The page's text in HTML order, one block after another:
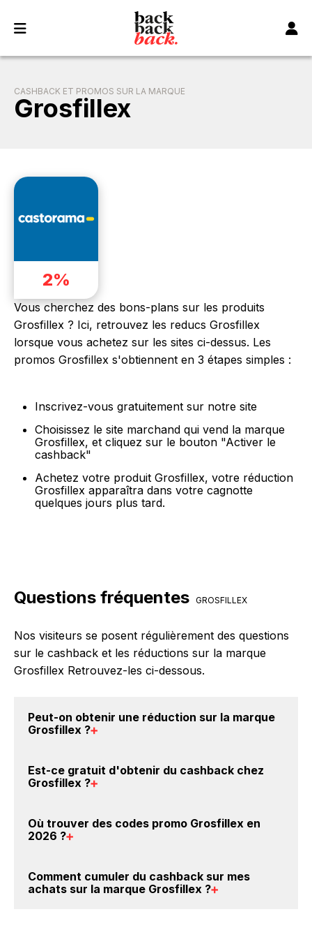
CASHBACK ET PROMOS SUR LA MARQUE
Grosfillex
2%
Vous cherchez des bons-plans sur les produits
Grosfillex ? Ici, retrouvez les reducs Grosfillex
lorsque vous achetez sur les sites ci-dessus. Les
promos Grosfillex s'obtiennent en 3 étapes simples :
Inscrivez-vous gratuitement sur notre site
Choisissez le site marchand qui vend la marque
Grosfillex, et cliquez sur le bouton "Activer le
cashback"
Achetez votre produit Grosfillex, votre réduction
Grosfillex apparaîtra dans votre cagnotte
quelques jours plus tard.
Questions fréquentes GROSFILLEX
Nos visiteurs se posent régulièrement des questions
sur le cashback et les réductions sur la marque
Grosfillex Retrouvez-les ci-dessous.
Peut-on obtenir une réduction sur la marque
Grosfillex ?
crédités sur votre cagnotte BackBackBack lorsque
compte de vos éventuels bonus.
Est-ce gratuit d'obtenir du cashback chez
Grosfillex ?
compte gratuitement pour cumuler vos réductions
Grosfillex.
Où trouver des codes promo Grosfillex en
2026 ?
promo sur les produits Grosfillex. Choisissez un site
e-commerce ci-dessus et découvrez si des
Comment cumuler du cashback sur mes
achats sur la marque Grosfillex ?